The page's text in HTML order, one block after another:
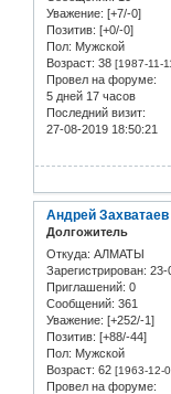
Уважение: [+7/-0]
Позитив: [+0/-0]
Пол: Мужской
Возраст: 38 [1987-11-
Провел на форуме:
5 дней 17 часов
Последний визит:
27-08-2019 18:50:21
Андрей Захватаев
Долгожитель
Откуда: АЛМАТЫ
Зарегистрирован: 23-
Приглашений: 0
Сообщений: 361
Уважение: [+252/-1]
Позитив: [+88/-44]
Пол: Мужской
Возраст: 62 [1963-12-
Провел на форуме: